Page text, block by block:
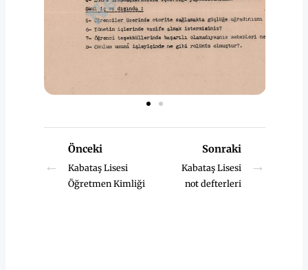
←
Önceki
Kabataş Lisesi
Öğretmen Kimliği
Sonraki
Kabataş Lisesi
not defterleri
→